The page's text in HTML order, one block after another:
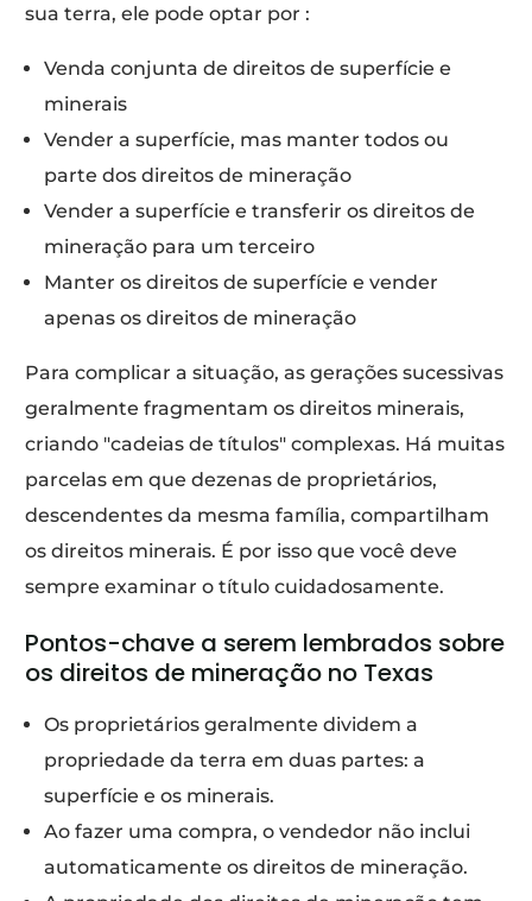
sua terra, ele pode optar por :
Venda conjunta de direitos de superfície e
minerais
Vender a superfície, mas manter todos ou
parte dos direitos de mineração
Vender a superfície e transferir os direitos de
mineração para um terceiro
Manter os direitos de superfície e vender
apenas os direitos de mineração
Para complicar a situação, as gerações sucessivas
geralmente fragmentam os direitos minerais,
criando "cadeias de títulos" complexas. Há muitas
parcelas em que dezenas de proprietários,
descendentes da mesma família, compartilham
os direitos minerais. É por isso que você deve
sempre examinar o título cuidadosamente.
Pontos-chave a serem lembrados sobre
os direitos de mineração no Texas
Os proprietários geralmente dividem a
propriedade da terra em duas partes: a
superfície e os minerais.
Ao fazer uma compra, o vendedor não inclui
automaticamente os direitos de mineração.